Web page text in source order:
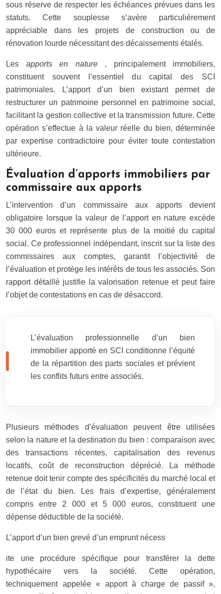
sous réserve de respecter les échéances prévues dans les
statuts. Cette souplesse s’avère particulièrement
appréciable dans les projets de construction ou de
rénovation lourde nécessitant des décaissements étalés.
Les apports en nature , principalement immobiliers,
constituent souvent l’essentiel du capital des SCI
patrimoniales. L’apport d’un bien existant permet de
restructurer un patrimoine personnel en patrimoine social,
facilitant la gestion collective et la transmission future. Cette
opération s’effectue à la valeur réelle du bien, déterminée
par expertise contradictoire pour éviter toute contestation
ultérieure.
Évaluation d’apports immobiliers par
commissaire aux apports
L’intervention d’un commissaire aux apports devient
obligatoire lorsque la valeur de l’apport en nature excède
30 000 euros et représente plus de la moitié du capital
social. Ce professionnel indépendant, inscrit sur la liste des
commissaires aux comptes, garantit l’objectivité de
l’évaluation et protège les intérêts de tous les associés. Son
rapport détaillé justifie la valorisation retenue et peut faire
l’objet de contestations en cas de désaccord.
L’évaluation professionnelle d’un bien
immobilier apporté en SCI conditionne l’équité
de la répartition des parts sociales et prévient
les conflits futurs entre associés.
Plusieurs méthodes d’évaluation peuvent être utilisées
selon la nature et la destination du bien : comparaison avec
des transactions récentes, capitalisation des revenus
locatifs, coût de reconstruction déprécié. La méthode
retenue doit tenir compte des spécificités du marché local et
de l’état du bien. Les frais d’expertise, généralement
compris entre 2 000 et 5 000 euros, constituent une
dépense déductible de la société.
L’apport d’un bien grevé d’un emprunt nécess
ite une procédure spécifique pour transférer la dette
hypothécaire vers la société. Cette opération,
techniquement appelée « apport à charge de passif »,